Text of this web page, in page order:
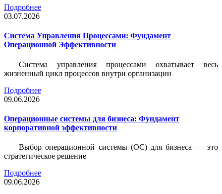
Подробнее
03.07.2026
Система Управления Процессами: Фундамент
Операционной Эффективности
Система управления процессами охватывает весь
жизненный цикл процессов внутри организации
Подробнее
09.06.2026
Операционные системы для бизнеса: Фундамент
корпоративной эффективности
Выбор операционной системы (ОС) для бизнеса — это
стратегическое решение
Подробнее
09.06.2026